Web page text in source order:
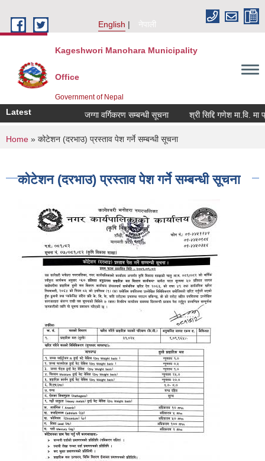
English
नेपाली
Kageshwori Manohara Municipality
Office
Government of Nepal
Latest जग्गा वर्गिकरण सम्बन्धी सूचना श्री सिद्दि गणेश मा.वि. मा
You are here
Home » कोटेशन (दरभाउ) प्रस्ताव पेश गर्ने सम्बन्धी सूचना
कोटेशन (दरभाउ) प्रस्ताव पेश गर्ने सम्बन्धी सूचना